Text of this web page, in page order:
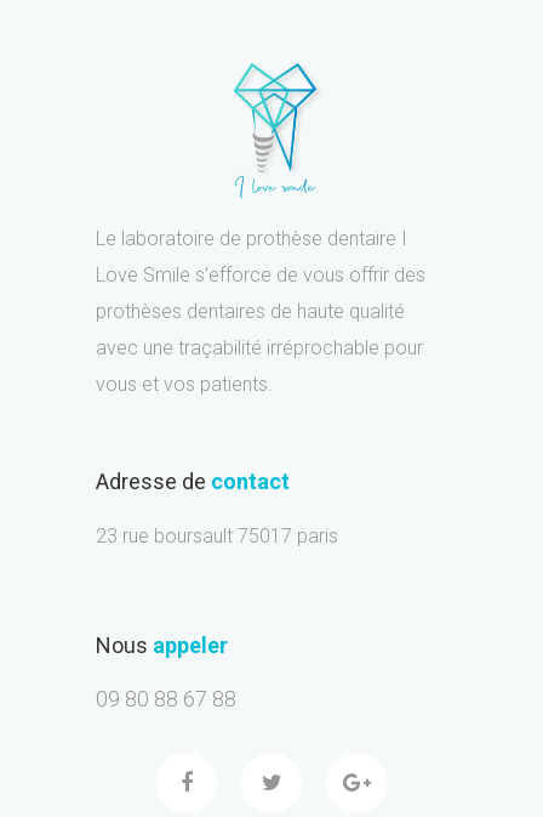
Le laboratoire de prothèse dentaire I
Love Smile s’efforce de vous offrir des
prothèses dentaires de haute qualité
avec une traçabilité irréprochable pour
vous et vos patients.
Adresse de contact
23 rue boursault 75017 paris
Nous appeler
09 80 88 67 88